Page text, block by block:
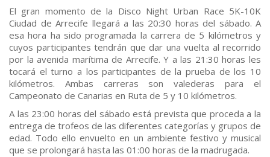
El gran momento de la Disco Night Urban Race 5K-10K
Ciudad de Arrecife llegará a las 20:30 horas del sábado. A
esa hora ha sido programada la carrera de 5 kilómetros y
cuyos participantes tendrán que dar una vuelta al recorrido
por la avenida marítima de Arrecife. Y a las 21:30 horas les
tocará el turno a los participantes de la prueba de los 10
kilómetros. Ambas carreras son valederas para el
Campeonato de Canarias en Ruta de 5 y 10 kilómetros.
A las 23:00 horas del sábado está prevista que proceda a la
entrega de trofeos de las diferentes categorías y grupos de
edad. Todo ello envuelto en un ambiente festivo y musical
que se prolongará hasta las 01:00 horas de la madrugada.